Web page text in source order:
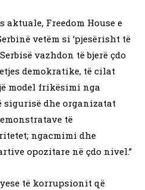
aktuale, Freedom House e
vetëm si ‘pjesërisht të
vazhdon të bjerë çdo
demokratike, të cilat
model frikësimi nga
dhe organizatat
të
ngacmimi dhe
opozitare në çdo nivel.”
të korrupsionit që